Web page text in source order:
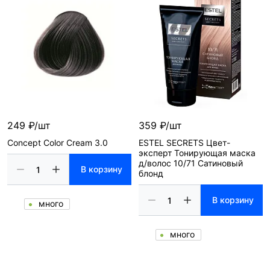
249 ₽/шт
Concept Color Cream 3.0
В корзину
много
359 ₽/шт
ESTEL SECRETS Цвет-
эксперт Тонирующая маска
д/волос 10/71 Сатиновый
блонд
В корзину
много